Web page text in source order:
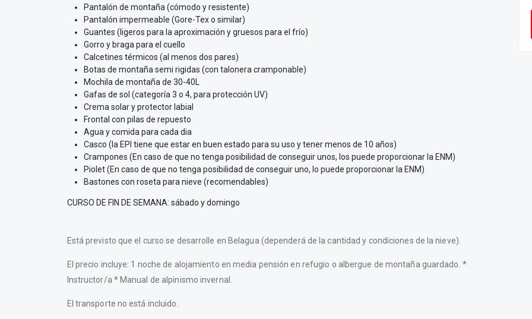
Pantalón de montaña (cómodo y resistente)
Pantalón impermeable (Gore-Tex o similar)
Guantes (ligeros para la aproximación y gruesos para el frío)
Gorro y braga para el cuello
Calcetines térmicos (al menos dos pares)
Botas de montaña semi rigidas (con talonera cramponable)
Mochila de montaña de 30-40L
Gafas de sol (categoría 3 o 4, para protección UV)
Crema solar y protector labial
Frontal con pilas de repuesto
Agua y comida para cada dia
Casco (la EPI tiene que estar en buen estado para su uso y tener menos de 10 años)
Crampones (En caso de que no tenga posibilidad de conseguir unos, los puede proporcionar la ENM)
Piolet (En caso de que no tenga posibilidad de conseguir uno, lo puede proporcionar la ENM)
Bastones con roseta para nieve (recomendables)
CURSO DE FIN DE SEMANA: sábado y domingo
Está previsto que el curso se desarrolle en Belagua (dependerá de la cantidad y condiciones de la nieve).
El precio incluye: 1 noche de alojamiento en media pensión en refugio o albergue de montaña guardado. *
Instructor/a * Manual de alpinismo invernal.
El transporte no está incluido.